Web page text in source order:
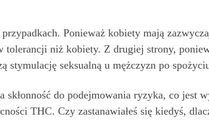
Ponieważ kobiety mają
tolerancji niż kobiety. Z drugiej strony,
stymulację seksualną u mężczyzn po
do podejmowania ryzyka, co jest
THC. Czy zastanawiałeś się kiedyś,